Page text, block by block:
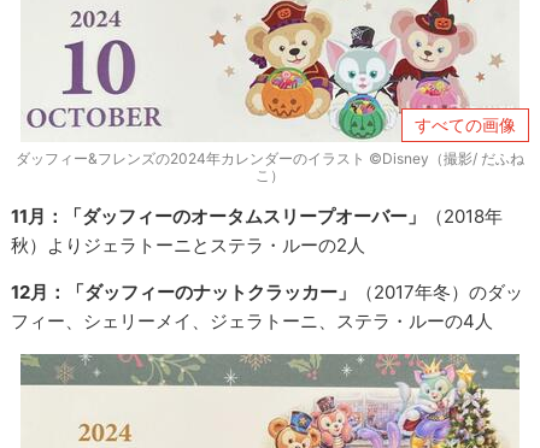
すべての画像
ダッフィー&フレンズの2024年カレンダーのイラスト ©Disney（撮影/ だふね
こ）
11月：「ダッフィーのオータムスリープオーバー」
（2018年
秋）よりジェラトーニとステラ・ルーの2人
12月：「ダッフィーのナットクラッカー」
（2017年冬）のダッ
フィー、シェリーメイ、ジェラトーニ、ステラ・ルーの4人